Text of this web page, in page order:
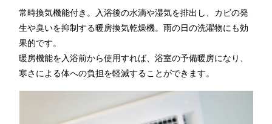
常時換気機能付き。入浴後の水滴や湿気を排出し、カビの発
生や臭いを抑制する暖房換気乾燥機。雨の日の洗濯物にも効
果的です。
暖房機能を入浴前から使用すれば、浴室の予備暖房になり、
寒さによる体への負担を軽減することができます。